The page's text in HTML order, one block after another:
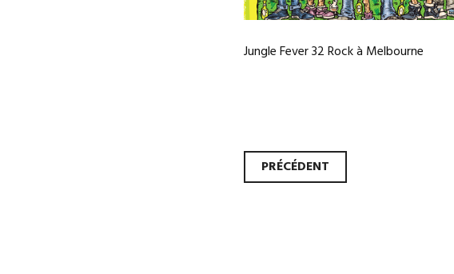
Jungle Fever 32 Rock à Melbourne
Navigation
PRÉCÉDENT